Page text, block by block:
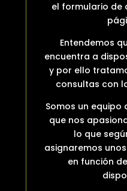
el formulario de
Entendemos
encuentra a
y por ello
consultas con
Somos un equipo
que nos
lo que
asignaremos
en función